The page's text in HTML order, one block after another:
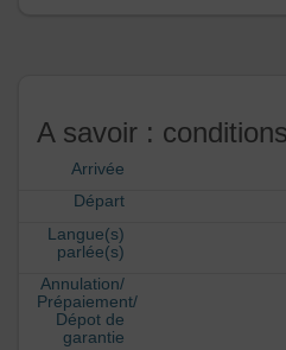
A savoir :
Arrivée
Départ
Langue(s)
parlée(s)
Annulation/
Prépaiement/
Dépot de
garantie